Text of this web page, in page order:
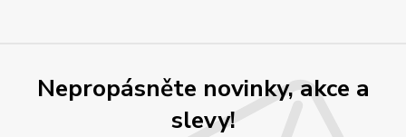
Nepropásněte novinky, akce a
slevy!